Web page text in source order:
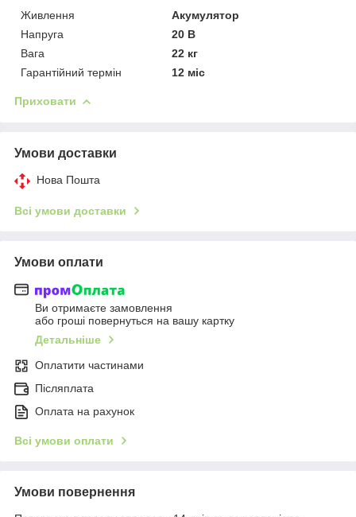
Живлення
Акумулятор
Напруга
20 В
Вага
22 кг
Гарантійний термін
12 міс
Приховати
Умови доставки
Нова Пошта
Всі умови доставки
Умови оплати
Ви отримаєте замовлення
або гроші повернуться на вашу картку
Детальніше
Оплатити частинами
Післяплата
Оплата на рахунок
Всі умови оплати
Умови повернення